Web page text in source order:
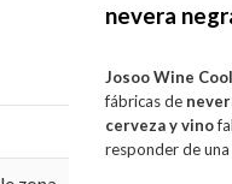
nevera
Josoo Wine
fábricas de
cerveza y vino
responder de